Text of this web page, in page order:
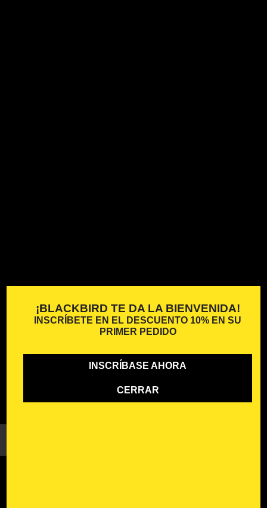
¡BLACKBIRD TE DA LA BIENVENIDA!
INSCRÍBETE EN EL DESCUENTO 10% EN SU
PRIMER PEDIDO
INSCRÍBASE AHORA
CERRAR